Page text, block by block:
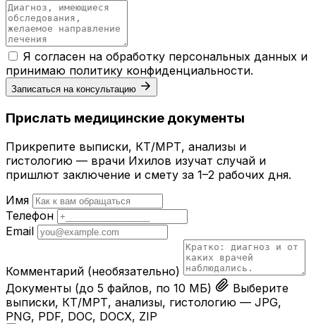
Я согласен на обработку персональных данных и
принимаю политику конфиденциальности.
Записаться на консультацию
Прислать медицинские документы
Прикрепите выписки, КТ/МРТ, анализы и
гистологию — врачи Ихилов изучат случай и
пришлют заключение и смету за 1–2 рабочих дня.
Имя
Телефон
Email
Комментарий (необязательно)
Документы (до 5 файлов, по 10 МБ)
Выберите
выписки, КТ/МРТ, анализы, гистологию — JPG,
PNG, PDF, DOC, DOCX, ZIP